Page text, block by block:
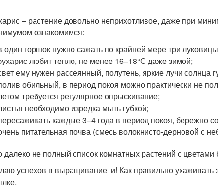
– растение довольно неприхотливое, даже при
ознакомимся:
один горшок нужно сажать по крайней мере три
любит тепло, не менее 16–18°С даже зимой;
ему нужен рассеянный, полутень, яркие лучи солнца
обильный, в период покоя можно практически не
требуется регулярное опрыскивание;
необходимо изредка мыть губкой;
каждые 3–4 года в период покоя, бережно
питательная почва (смесь волокнисто-дерновой с
далеко не полный список комнатных растений с цветами
успехов в выращивание и! Как правильно ухаживать